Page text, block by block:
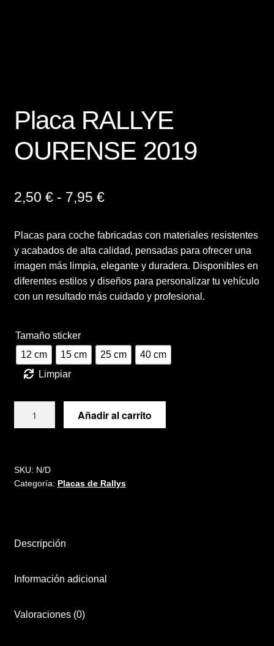
Presupuesto ropa laboral personalizada
Productos
Regalos
Sample Page
Términos y condiciones de venta
Placa RALLYE
OURENSE 2019
2,50 € - 7,95 €Rango
precios:
desde
2,50 €
Placas para coche fabricadas con materiales resistentes
y acabados de alta calidad, pensadas para ofrecer una
imagen más limpia, elegante y duradera. Disponibles en
diferentes estilos y diseños para personalizar tu vehículo
con un resultado más cuidado y profesional.
Tamaño sticker
12 cm
15 cm 25 cm
40 cm
Limpiar
cantidad
Añadir al carrito
SKU: N/D
Categoría: Placas de Rallys
Descripción
Información adicional
Valoraciones (0)